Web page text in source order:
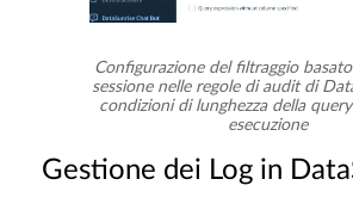
Configurazione del filtraggio
sessione nelle regole di audit di
condizioni di lunghezza della
esecuzione
Gestione dei Log in